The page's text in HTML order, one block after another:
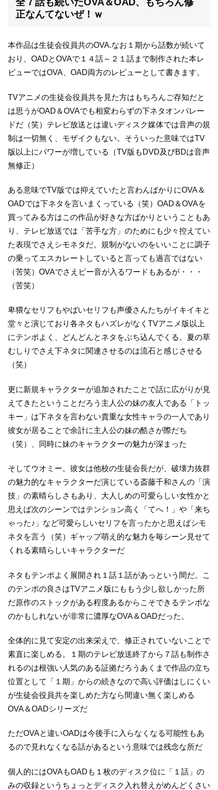
正なんてないぜ！ｗ
本作品は生徒会役員共のOVA.なお１期から話数が続いて
おり、OADとOVAで１４話～２１話まで制作された本レ
ビューではOVA、OAD両方のレビューとして書きます。
TVアニメの生徒会役員共を見た方はもちろんご存知だと
は思うがOAD＆OVAでも相変わらずの下ネタオンパレー
ドだ（笑） テレビ放送とは違いディスク媒体では音声の規
制は一切無く、モザイクもない。 そういった意味ではTV
版以上にパワーが増している（TV版もDVD及びBDは音声
無修正）
ある意味でTV版では抑えていたと言わんばかりにOVA＆
OADでは下ネタを言いまくっている（笑） OAD＆OVAを
買ってみる方はこの作品が好きな方ばかりということもあ
り、 テレビ放送では「苦手な方」のためにも少々控えてい
た表現でさえシモネタだ。 規制がないのをいいことに調子
の乗ってエスカレートしていると言っても過言ではない
（苦笑） OVAでさえピー音が入るワードもあるが・・・
（苦笑）
卑猥なセリフもやばいセリフも声優さんたちがイキイキと
堂々と演じており 各ネタもハズレがなくTVアニメ版以上
にテンポよく、
どんどんとネタをぶち込んでくる。 夏の草
むしりでさえ下ネタに関連させるのは流石と感じさせる
（笑）
更に新規キャラクターが追加されたことで話に広がりが見
えてきたということだろう 主人公の妹の友人である「トッ
キー」は下ネタを言わない貴重な女性キャラの一人であり
彼女が居ることで余計に主人公の妹の酷さが際だち
（笑）、
同時に妹のキャラクターの魅力が深まった
そしてウオミー。 彼女は他校の生徒会長だが、破壊力抜群
の魅力的なキャラクターだ演じている斎藤千和さんの「演
技」の素晴らしさもあり、 大人しめの可愛らしい女性かと
思えば次のシーンではテンション高く
「てへ！」や「来ち
ゃった♪」など可愛らしいセリフを言ったかと思えばシモ
ネタを言う（笑） ギャップ萌え的な魅力を毎シーン見せて
くれる素晴らしいキャラクターだ
ネタもテンポよく展開され１話１話があっという間だ。
こ
のテンポの良さはTVアニメ版にももう少し欲しかった所
だ原作のストックがある程度あるからこそできるテンポな
のかもしれないが非常に濃厚なOVA＆OADだった。
全体的に見て安定の出来栄えで、修正されていないことで
素直に楽しめる。
１期のテレビ放送終了から７話も制作さ
れるのは根強い人気のある証拠だろう あくまで作品の立ち
位置として「１期」からの続きなので高い評価はしにくい
が生徒会役員共を楽しめた方なら 間違い無く楽しめる
OVA＆OADシリーズだ
ただOVAと違いOADは今後手に入らなくなる可能性もあ
るので見れなくなる話があるという意味では残念な所だ
個人的にはOVAもOADも１枚のディスク位に「１話」の
みの収録という ちょっとディスク入れ替えがめんどくさい